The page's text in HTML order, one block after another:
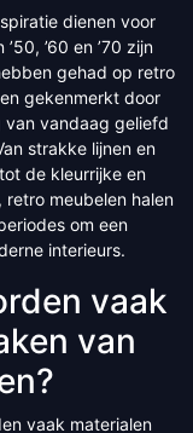
dienen voor
’60 en ’70 zijn
gehad op retro
gekenmerkt door
vandaag geliefd
strakke lijnen en
de kleurrijke en
retro meubelen halen
om een
interieurs.
vaak
van
vaak materialen